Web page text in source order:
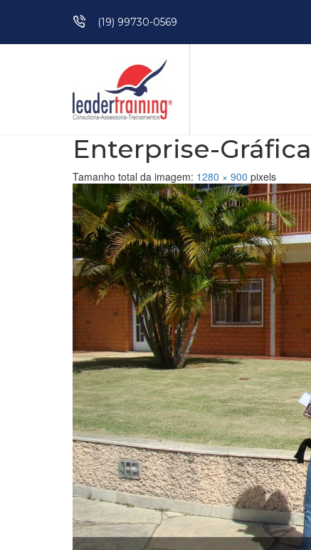
Pular para o conteúdo(19) 99730-0569
Enterprise-
Tamanho total da imagem: 1280 × 900 pixels